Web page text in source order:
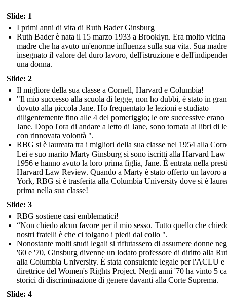
Slide: 1
I primi anni di vita di Ruth Bader Ginsburg
Ruth Bader è nata il 15 marzo 1933 a Brooklyn. Era molto vicina
madre che ha avuto un'enorme influenza sulla sua vita. Sua
insegnato il valore del duro lavoro, dell'istruzione e
una donna.
Slide: 2
Il migliore della sua classe a Cornell, Harvard e Columbia!
"Il mio successo alla scuola di legge, non ho dubbi, è stato in
dovuto alla piccola Jane. Ho frequentato le lezioni e studiato
diligentemente fino alle 4 del pomeriggio; le ore successive
Jane. Dopo l'ora di andare a letto di Jane, sono tornata ai libri di
con rinnovata volontà ".
RBG si è laureata tra i migliori della sua classe nel 1954 alla
Lei e suo marito Marty Ginsburg si sono iscritti alla Harvard Law
1956 e hanno avuto la loro prima figlia, Jane. È entrata nella
Harvard Law Review. Quando a Marty è stato offerto un lavoro
York, RBG si è trasferita alla Columbia University dove si è
prima nella sua classe!
Slide: 3
RBG sostiene casi emblematici!
“Non chiedo alcun favore per il mio sesso. Tutto quello che
nostri fratelli è che ci tolgano i piedi dal collo ".
Nonostante molti studi legali si rifiutassero di assumere donne
'60 e '70, Ginsburg divenne un lodato professore di diritto alla
alla Columbia University. È stata consulente legale per l'ACLU e
direttrice del Women's Rights Project. Negli anni '70 ha vinto 5
storici di discriminazione di genere davanti alla Corte Suprema.
Slide: 4